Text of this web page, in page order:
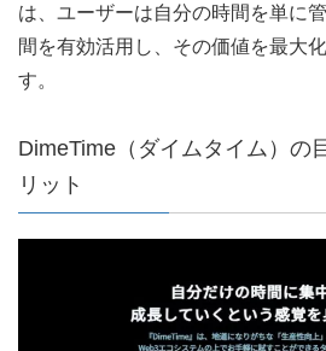
は、ユーザーは自分の時間を単に
間を有効活用し、その価値を最大
す。
DimeTime（ダイムタイム）の
リット